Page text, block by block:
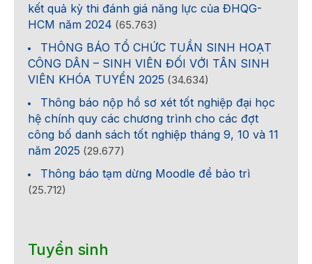
kết quả kỳ thi đánh giá năng lực của ĐHQG-
HCM năm 2024 (65.763)
THÔNG BÁO TỔ CHỨC TUẦN SINH HOẠT
CÔNG DÂN – SINH VIÊN ĐỐI VỚI TÂN SINH
VIÊN KHÓA TUYỂN 2025 (34.634)
Thông báo nộp hồ sơ xét tốt nghiệp đại học
hệ chính quy các chương trình cho các đợt
công bố danh sách tốt nghiệp tháng 9, 10 và 11
năm 2025 (29.677)
Thông báo tạm dừng Moodle để bảo trì
(25.712)
Tuyển sinh